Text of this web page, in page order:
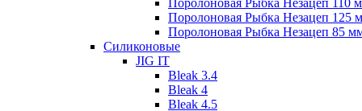
Поролоновая Рыбка Незацеп 125
Поролоновая Рыбка Незацеп 85
Силиконовые
JIG IT
Bleak 3.4
Bleak 4
Bleak 4.5